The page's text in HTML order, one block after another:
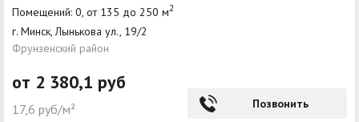
Помещений: 0, от 135 до 250 м2
г. Минск, Лынькова ул., 19/2
Фрунзенский район
от 2 380,1 руб
17,6 руб/м² Позвонить